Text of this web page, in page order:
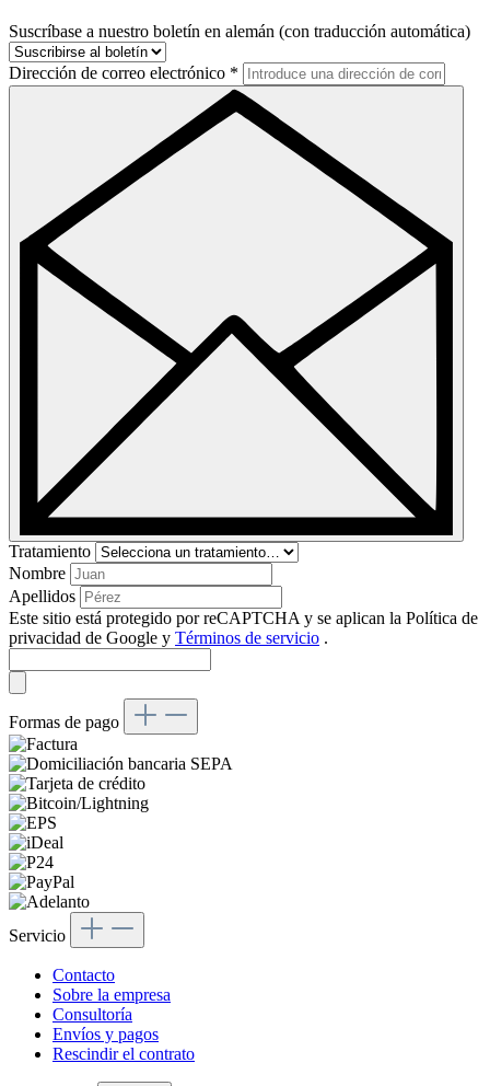
Suscríbase a nuestro boletín en alemán (con traducción automática)
Dirección de correo electrónico *
Tratamiento
Nombre
Apellidos
Este sitio está protegido por reCAPTCHA y se aplican la Política de
privacidad de Google y Términos de servicio .
Formas de pago
Servicio
Contacto
Sobre la empresa
Consultoría
Envíos y pagos
Rescindir el contrato